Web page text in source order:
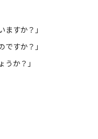
ますか？」
ですか？」
うか？」